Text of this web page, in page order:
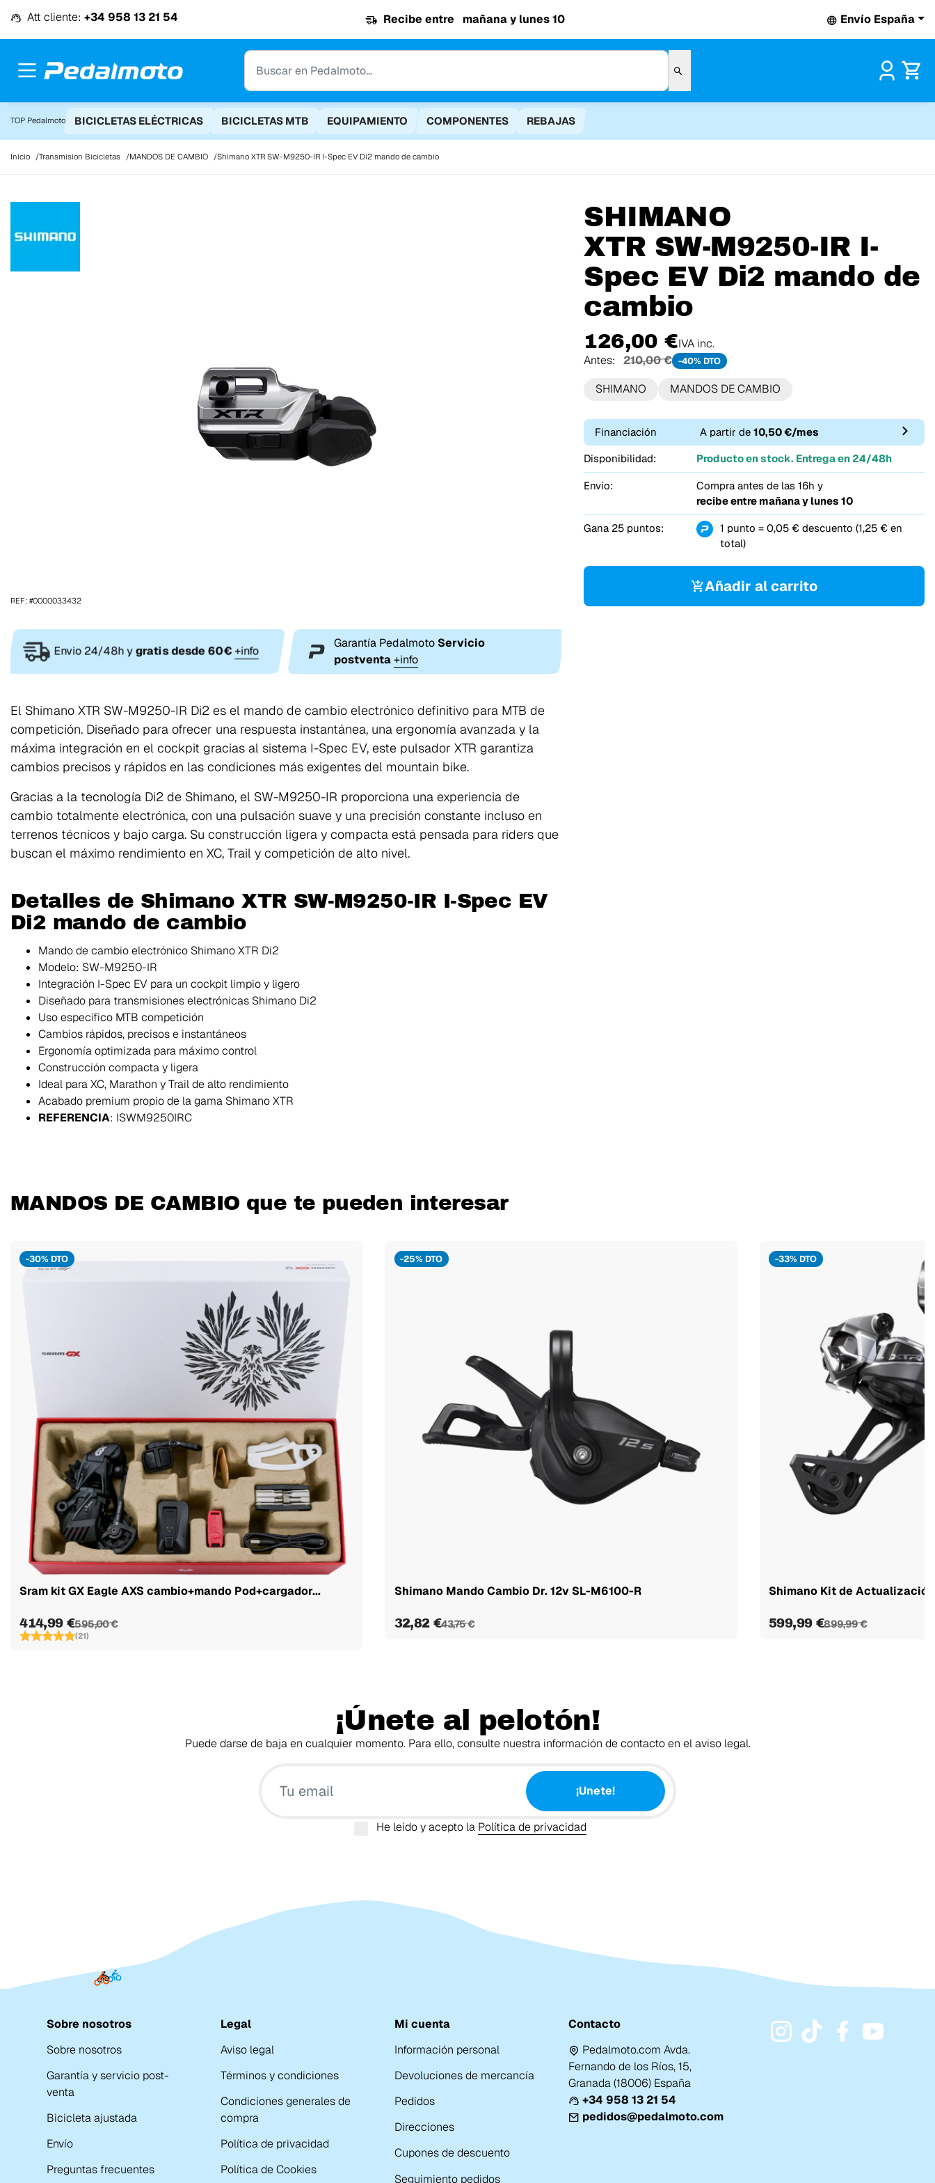
Att cliente: +34 958 13 21 54 Recibe entre mañana y lunes 10 Envío España
TOP Pedalmoto BICICLETAS ELÉCTRICAS BICICLETAS MTB EQUIPAMIENTO COMPONENTES REBAJAS
Inicio Transmision Bicicletas MANDOS DE CAMBIO Shimano XTR SW-M9250-IR I-Spec EV Di2 mando de cambio
SHIMANO
XTR SW-M9250-IR I-
Spec EV Di2 mando de
cambio
126,00 €IVA inc.
Antes:
210,00 € -40% DTO
SHIMANO MANDOS DE CAMBIO
Financiación A partir de10,50 €/mes
Disponibilidad:
Producto en stock. Entrega en 24/48h
Envío:
Compra antes de las 16h y
recibe entre mañana y lunes 10
Gana 25 puntos:
1 punto = 0,05 € descuento (1,25 € en
total)
Añadir al carrito
REF: #0000033432
Envio 24/48h ygratis desde 60€ +info
Garantía Pedalmoto Servicio
postventa +info
El Shimano XTR SW-M9250-IR Di2 es el mando de cambio electrónico definitivo para MTB de
competición. Diseñado para ofrecer una respuesta instantánea, una ergonomía avanzada y la
máxima integración en el cockpit gracias al sistema I-Spec EV, este pulsador XTR garantiza
cambios precisos y rápidos en las condiciones más exigentes del mountain bike.
Gracias a la tecnología Di2 de Shimano, el SW-M9250-IR proporciona una experiencia de
cambio totalmente electrónica, con una pulsación suave y una precisión constante incluso en
terrenos técnicos y bajo carga. Su construcción ligera y compacta está pensada para riders que
buscan el máximo rendimiento en XC, Trail y competición de alto nivel.
Detalles de Shimano XTR SW-M9250-IR I-Spec EV
Di2 mando de cambio
Mando de cambio electrónico Shimano XTR Di2
Modelo: SW-M9250-IR
Integración I-Spec EV para un cockpit limpio y ligero
Diseñado para transmisiones electrónicas Shimano Di2
Uso específico MTB competición
Cambios rápidos, precisos e instantáneos
Ergonomía optimizada para máximo control
Construcción compacta y ligera
Ideal para XC, Marathon y Trail de alto rendimiento
Acabado premium propio de la gama Shimano XTR
REFERENCIA: ISWM9250IRC
MANDOS DE CAMBIO que te pueden interesar
-30% DTO
Sram kit GX Eagle AXS cambio+mando Pod+cargador...
414,99 €595,00 €
(21)
-25% DTO
Shimano Mando Cambio Dr. 12v SL-M6100-R
32,82 €43,75 €
-33% DTO
Shimano Kit de
599,99 €899,99 €
¡Únete al pelotón!
Puede darse de baja en cualquier momento. Para ello, consulte nuestra información de contacto en el aviso legal.
¡Unete!
He leído y acepto la Política de privacidad
Sobre nosotros
Sobre nosotros
Garantía y servicio post-
venta
Bicicleta ajustada
Envío
Preguntas frecuentes
Legal
Aviso legal
Términos y condiciones
Condiciones generales de
compra
Política de privacidad
Política de Cookies
Mi cuenta
Información personal
Devoluciones de mercancía
Pedidos
Direcciones
Cupones de descuento
Seguimiento pedidos
Contacto
Pedalmoto.com Avda.
Fernando de los Ríos, 15,
Granada (18006) España
+34 958 13 21 54
pedidos@pedalmoto.com